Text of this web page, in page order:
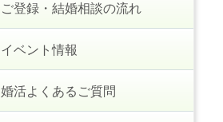
ご登録・結婚相談の流れ
イベント情報
婚活よくあるご質問